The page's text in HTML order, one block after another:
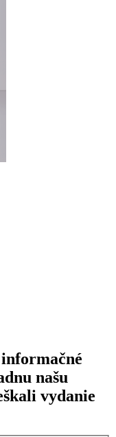
informačné
našu
vydanie